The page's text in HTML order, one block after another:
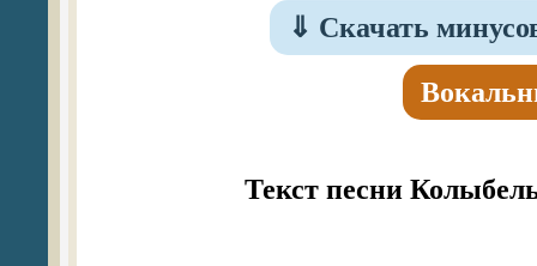
⇓ Скачать
Текст песни